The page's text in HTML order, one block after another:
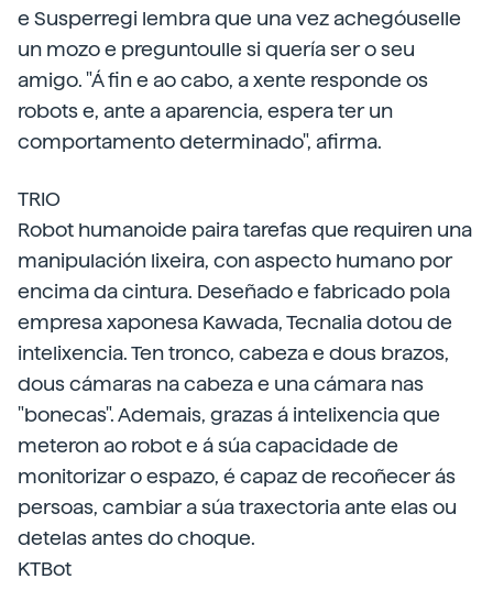
e Susperregi lembra que una vez achegóuselle
un mozo e preguntoulle si quería ser o seu
amigo. "Á fin e ao cabo, a xente responde os
robots e, ante a aparencia, espera ter un
comportamento determinado", afirma.
TRIO
Robot humanoide paira tarefas que requiren una
manipulación lixeira, con aspecto humano por
encima da cintura. Deseñado e fabricado pola
empresa xaponesa Kawada, Tecnalia dotou de
intelixencia. Ten tronco, cabeza e dous brazos,
dous cámaras na cabeza e una cámara nas
"bonecas". Ademais, grazas á intelixencia que
meteron ao robot e á súa capacidade de
monitorizar o espazo, é capaz de recoñecer ás
persoas, cambiar a súa traxectoria ante elas ou
detelas antes do choque.
KTBot